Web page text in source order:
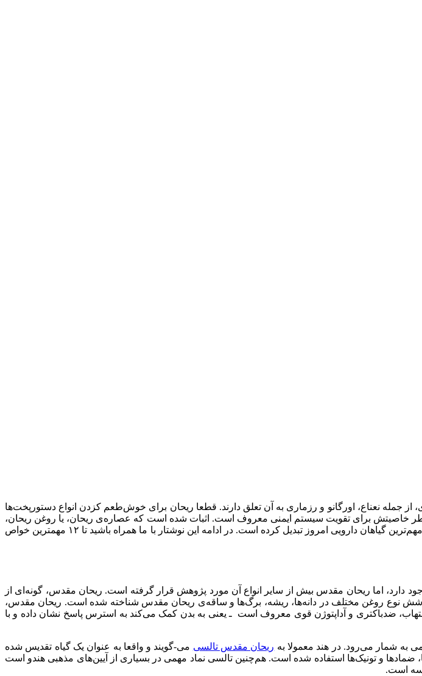
جمله نعناع، اورگانو و رزماری به آن تعلق دارند. قطعا ریحان برای خوش‌طعم کزدن انواع دستورپخت‌ها
خاصیتش برای تقویت سیستم ایمنی معروف است. اثبات شده است که عصاره‌ی ریحان، یا روغن ریحان،
می‌تواند به جلوگیری از طیف گسترده‌ای از مشکلات سلامتی کمک کند، و این امر ریحان را به یکی از مهم‌ترین گیاهان دارویی امروز تبدیل کرده است. در ادامه این نوشتار با ما همراه باشید تا ۱۲ مهمترین خواص
مختلف وجود دارد، اما ریحان مقدس بیش از سایر انواع آن مورد پژوهش قرار گرفته است. ریحان مقدس، گونه‌ای از
نوع روغن مختلف در دانه‌ها، ریشه، برگ‌ها و ساقه‌ی ریحان مقدس شناخته شده است. ریحان مقدس،
ضدباکتری و آداپتوژن قوی معروف است ـ یعنی به بدن کمک می‌کند به استرس پاسخ نشان داده و با
به شمار می‌رود. در هند معمولا به ریحان مقدس تالسی می-گویند و واقعا به عنوان یک گیاه تقدیس شده
از جمله اکسیرها، چای‌ها، ضمادها و تونیک‌ها استفاده شده است. هم‌چنین تالسی نماد مهمی در بسیاری از آیین‌های مذهبی هندو است
است.